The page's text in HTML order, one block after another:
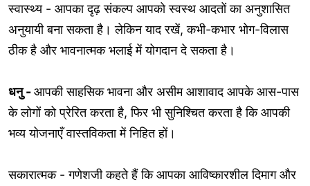
स्वास्थ्य - आपका दृढ़ संकल्प आपको स्वस्थ आदतों का अनुशासित
अनुयायी बना सकता है। लेकिन याद रखें, कभी-कभार भोग-विलास
ठीक है और भावनात्मक भलाई में योगदान दे सकता है।
धनु -आपकी साहसिक भावना और असीम आशावाद आपके आस-पास
के लोगों को प्रेरित करता है, फिर भी सुनिश्चित करता है कि आपकी
भव्य योजनाएँ वास्तविकता में निहित हों।
सकारात्मक - गणेशजी कहते हैं कि आपका आविष्कारशील दिमाग और